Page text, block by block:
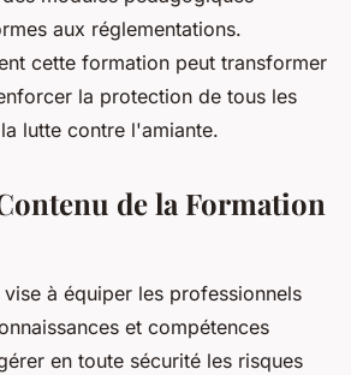
aux réglementations.
cette formation peut transformer
la protection de tous les
lutte contre l'amiante.
de la Formation
vise à équiper les professionnels
et compétences
en toute sécurité les risques